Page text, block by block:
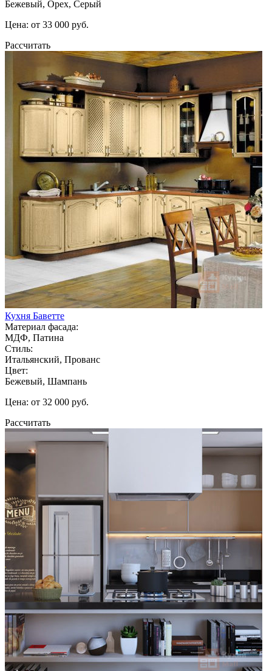
Бежевый, Орех, Серый
Цена: от 33 000 руб.
Рассчитать
Кухня Баветте
Материал фасада:
МДФ, Патина
Стиль:
Итальянский, Прованс
Цвет:
Бежевый, Шампань
Цена: от 32 000 руб.
Рассчитать